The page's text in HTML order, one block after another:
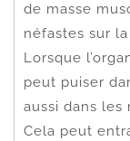
de masse
néfastes sur
Lorsque
peut puiser
aussi dans les
Cela peut